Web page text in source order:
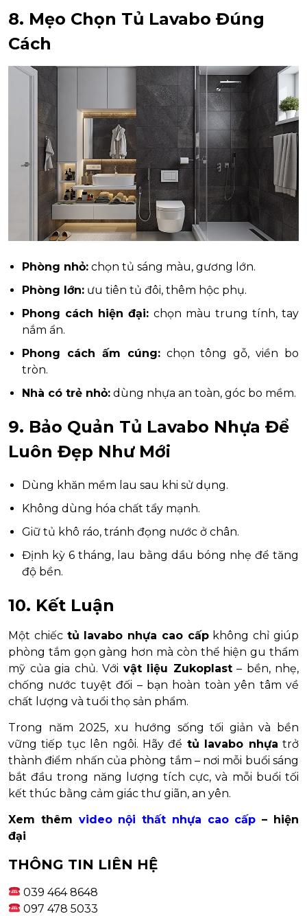
8. Mẹo Chọn Tủ Lavabo Đúng
Cách
Phòng nhỏ: chọn tủ sáng màu, gương lớn.
Phòng lớn: ưu tiên tủ đôi, thêm hộc phụ.
Phong cách hiện đại: chọn màu trung tính, tay
nắm ẩn.
Phong cách ấm cúng:chọn tông gỗ, viền bo
tròn.
Nhà có trẻ nhỏ: dùng nhựa an toàn, góc bo mềm.
9. Bảo Quản Tủ Lavabo Nhựa Để
Luôn Đẹp Như Mới
Dùng khăn mềm lau sau khi sử dụng.
Không dùng hóa chất tẩy mạnh.
Giữ tủ khô ráo, tránh đọng nước ở chân.
Định kỳ 6 tháng, lau bằng dầu bóng nhẹ để tăng
độ bền.
10. Kết Luận
Một chiếc tủ lavabo nhựa cao cấpkhông chỉ giúp
phòng tắm gọn gàng hơn mà còn thể hiện gu thẩm
mỹ của gia chủ. Với vật liệu Zukoplast– bền, nhẹ,
chống nước tuyệt đối – bạn hoàn toàn yên tâm về
chất lượng và tuổi thọ sản phẩm.
Trong năm 2025, xu hướng sống tối giản và bền
vững tiếp tục lên ngôi. Hãy để tủ lavabo nhựa trở
thành điểm nhấn của phòng tắm – nơi mỗi buổi sáng
bắt đầu trong năng lượng tích cực, và mỗi buổi tối
kết thúc bằng cảm giác thư giãn, an yên.
Xem thêm video nội thất nhựa cao cấp – hiện
đại
THÔNG TIN LIÊN HỆ
039 464 8648
097 478 5033